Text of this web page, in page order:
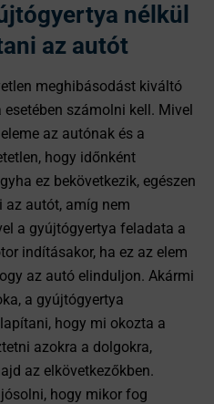
nélkül
az autót
meghibásodást kiváltó
számolni kell. Mivel
az autónak és a
hogy időnként
ez bekövetkezik, egészen
autót, amíg nem
a gyújtógyertya feladata a
indításakor, ha ez az elem
az autó elinduljon. Akármi
a gyújtógyertya
hogy mi okozta a
azokra a dolgokra,
az elkövetkezőkben.
hogy mikor fog